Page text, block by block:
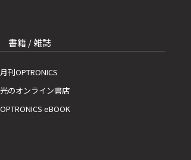
書籍 / 雑誌
月刊OPTRONICS
光のオンライン書店
OPTRONICS eBOOK